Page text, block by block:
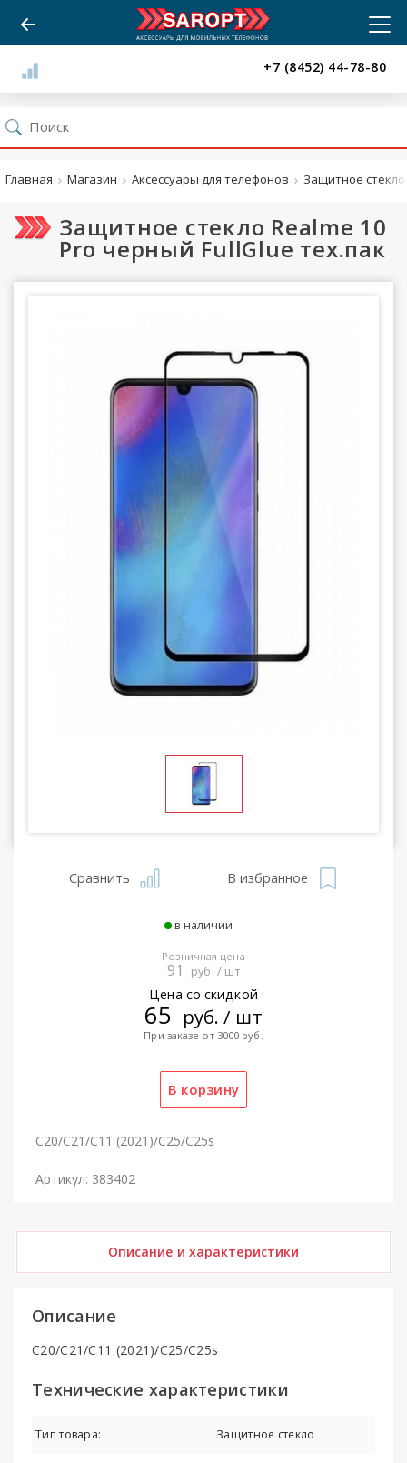
+7 (8452) 44-78-80
Главная Магазин Аксессуары для телефонов Защитное стекло
Защитное стекло Realme 10
Pro черный FullGlue тех.пак
Сравнить В избранное
в наличии
Розничная цена
91 руб. / шт
Цена со скидкой
65 руб. / шт
При заказе от 3000 руб.
C20/C21/C11 (2021)/C25/C25s
Артикул: 383402
Описание и характеристики
Описание
C20/C21/C11 (2021)/C25/C25s
Технические характеристики
Тип товара: Защитное стекло